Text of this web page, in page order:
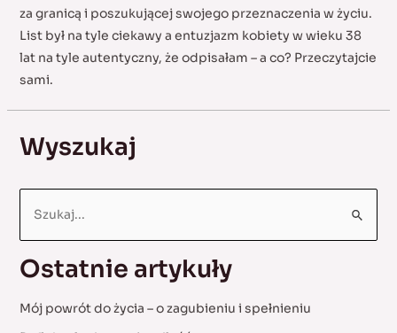
za granicą i poszukującej swojego przeznaczenia w życiu.
List był na tyle ciekawy a entuzjazm kobiety w wieku 38
lat na tyle autentyczny, że odpisałam – a co? Przeczytajcie
sami.
Wyszukaj
r
c
Ostatnie artykuły
Mój powrót do życia – o zagubieniu i spełnieniu